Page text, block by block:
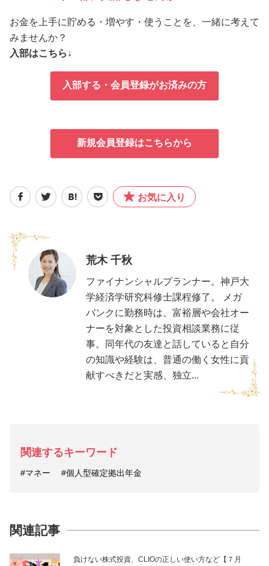
お金を上手に貯める・増やす・使うことを、一緒に考えて
みませんか？
入部はこちら↓
入部する・会員登録がお済みの方
新規会員登録はこちらから
お気に入り
荒木 千秋
ファイナンシャルプランナー。神戸大
学経済学研究科修士課程修了。 メガ
バンクに勤務時は、富裕層や会社オー
ナーを対象とした投資相談業務に従
事。同年代の友達と話していると自分
の知識や経験は、普通の働く女性に貢
献すべきだと実感、独立...
関連するキーワード
#マネー #個人型確定拠出年金
関連記事
負けない株式投資、CLIOの正しい使い方など【７月